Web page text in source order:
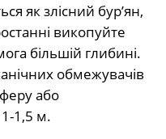
як злісний бур’ян,
викопуйте
більшій глибині.
обмежувачів
або
1,5 м.